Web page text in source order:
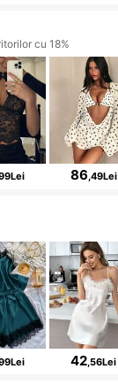
cu 18%
86,49Lei
42 ,56Lei